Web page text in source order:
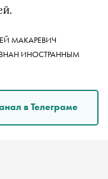
МАКАРЕВИЧ
ИНОСТРАННЫМ
в Телеграме